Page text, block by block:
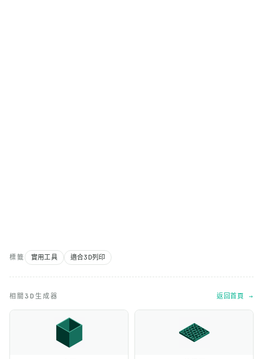
標籤 實用工具 適合3D列印
相關3D生成器 返回首頁 →